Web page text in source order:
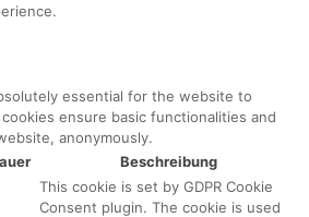
essential for the website to
ensure basic functionalities and
anonymously.
Beschreibung
This cookie is set by GDPR Cookie
Consent plugin. The cookie is used